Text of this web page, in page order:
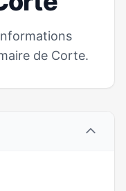
de Corte.